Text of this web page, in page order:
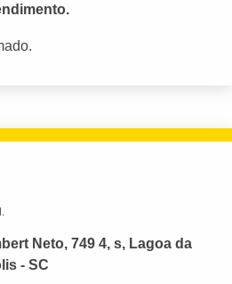
Neto, 749 4, s, Lagoa da
- SC